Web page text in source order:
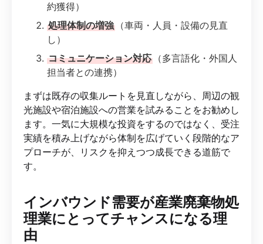
約獲得）
処理体制の増強 （車両・人員・設備の見直
し）
コミュニケーション対応 （多言語化・外国人
担当者との連携）
まずは既存の収集ルートを見直しながら、周辺の観
光施設や宿泊施設への営業を試みることをお勧めし
ます。一気に大規模な投資をするのではなく、受注
実績を積み上げながら体制を広げていく段階的なア
プローチが、リスクを抑えつつ成長できる道筋で
す。
インバウンド需要が産業廃棄物処
理業にとってチャンスになる理
由